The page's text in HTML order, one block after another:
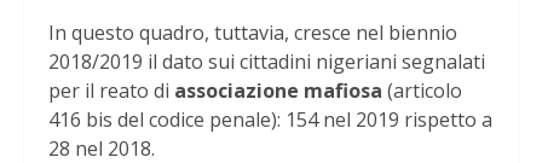
In questo quadro, tuttavia, cresce nel biennio
2018/2019 il dato sui cittadini nigeriani segnalati
per il reato di associazione mafiosa (articolo
416 bis del codice penale): 154 nel 2019 rispetto a
28 nel 2018.